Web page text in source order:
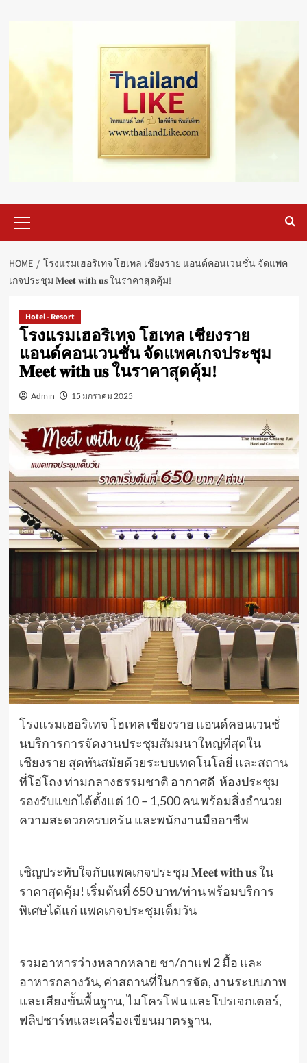
Menu
HOME
โรงแรมเฮอริเทจ โฮเทล เชียงราย แอนด์คอนเวนชั่น จัดแพค
เกจประชุม 𝐌𝐞𝐞𝐭 𝐰𝐢𝐭𝐡 𝐮𝐬 ในราคาสุดคุ้ม!
Hotel - Resort
โรงแรมเฮอริเทจ โฮเทล เชียงราย
แอนด์คอนเวนชั่น จัดแพคเกจประชุม
𝐌𝐞𝐞𝐭 𝐰𝐢𝐭𝐡 𝐮𝐬 ในราคาสุดคุ้ม!
Admin 15 มกราคม 2025
โรงแรมเฮอริเทจ โฮเทล เชียงราย แอนด์คอนเวนชั่
นบริการการจัดงานประชุมสัมมนาใหญ่ที่สุดใน
เชียงราย สุดทันสมัยด้วยระบบเทคโนโลยี่ และสถาน
ที่โอ่โถง ท่ามกลางธรรมชาติ อากาศดี ห้องประชุม
รองรับแขกได้ตั้งแต่ 10 – 1,500 คน พร้อมสิ่งอำนวย
ความสะดวกครบครัน และพนักงานมืออาชีพ
เชิญประทับใจกับแพคเกจประชุม 𝐌𝐞𝐞𝐭 𝐰𝐢𝐭𝐡 𝐮𝐬 ใน
ราคาสุดคุ้ม! เริ่มต้นที่ 650 บาท/ท่าน พร้อมบริการ
พิเศษได้แก่ แพคเกจประชุมเต็มวัน
รวมอาหารว่างหลากหลาย ชา/กาแฟ 2 มื้อ และ
อาหารกลางวัน, ค่าสถานที่ในการจัด, งานระบบภาพ
และเสียงขั้นพื้นฐาน, ไมโครโฟน และโปรเจกเตอร์,
ฟลิปชาร์ทและเครื่องเขียนมาตรฐาน,